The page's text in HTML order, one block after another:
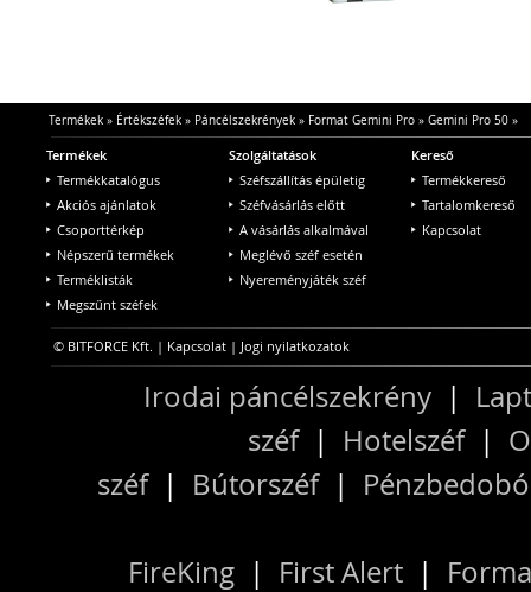
Termékek» Értékszéfek» Páncélszekrények» Format Gemini Pro» Gemini Pro 50»
Termékek
Termékkatalógus
Akciós ajánlatok
Csoporttérkép
Népszerű termékek
Terméklisták
Megszűnt széfek
Szolgáltatások
Széfszállítás épületig
Széfvásárlás előtt
A vásárlás alkalmával
Meglévő széf esetén
Nyereményjáték széf
Kereső
Termékkereső
Tartalomkereső
Kapcsolat
© BITFORCE Kft. | Kapcsolat | Jogi nyilatkozatok
Irodai páncélszekrény |
széf| Hotelszéf|
széf| Bútorszéf|
FireKing | First Alert |